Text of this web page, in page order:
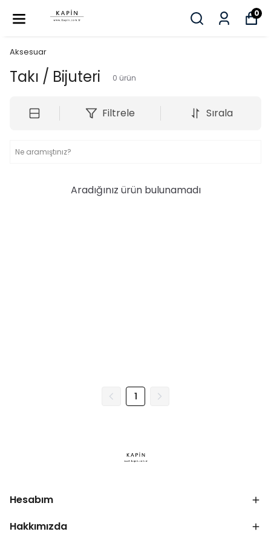
0
Aksesuar
Takı / Bijuteri 0 ürün
Filtrele Sırala
Aradığınız ürün bulunamadı
1
Hesabım
Hakkımızda